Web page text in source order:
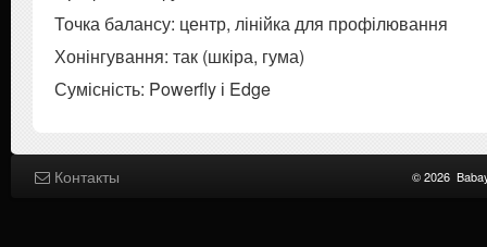
Точка балансу: центр, лінійка для профілювання
Хонінгування: так (шкіра, гума)
Сумісність: Powerfly і Edge
Контакты © 2026